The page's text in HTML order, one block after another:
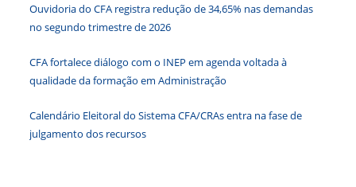
o
k
p er dl
Ouvidoria do CFA registra redução de 34,65% nas demandas
no segundo trimestre de 2026
CFA fortalece diálogo com o INEP em agenda voltada à
qualidade da formação em Administração
Calendário Eleitoral do Sistema CFA/CRAs entra na fase de
julgamento dos recursos